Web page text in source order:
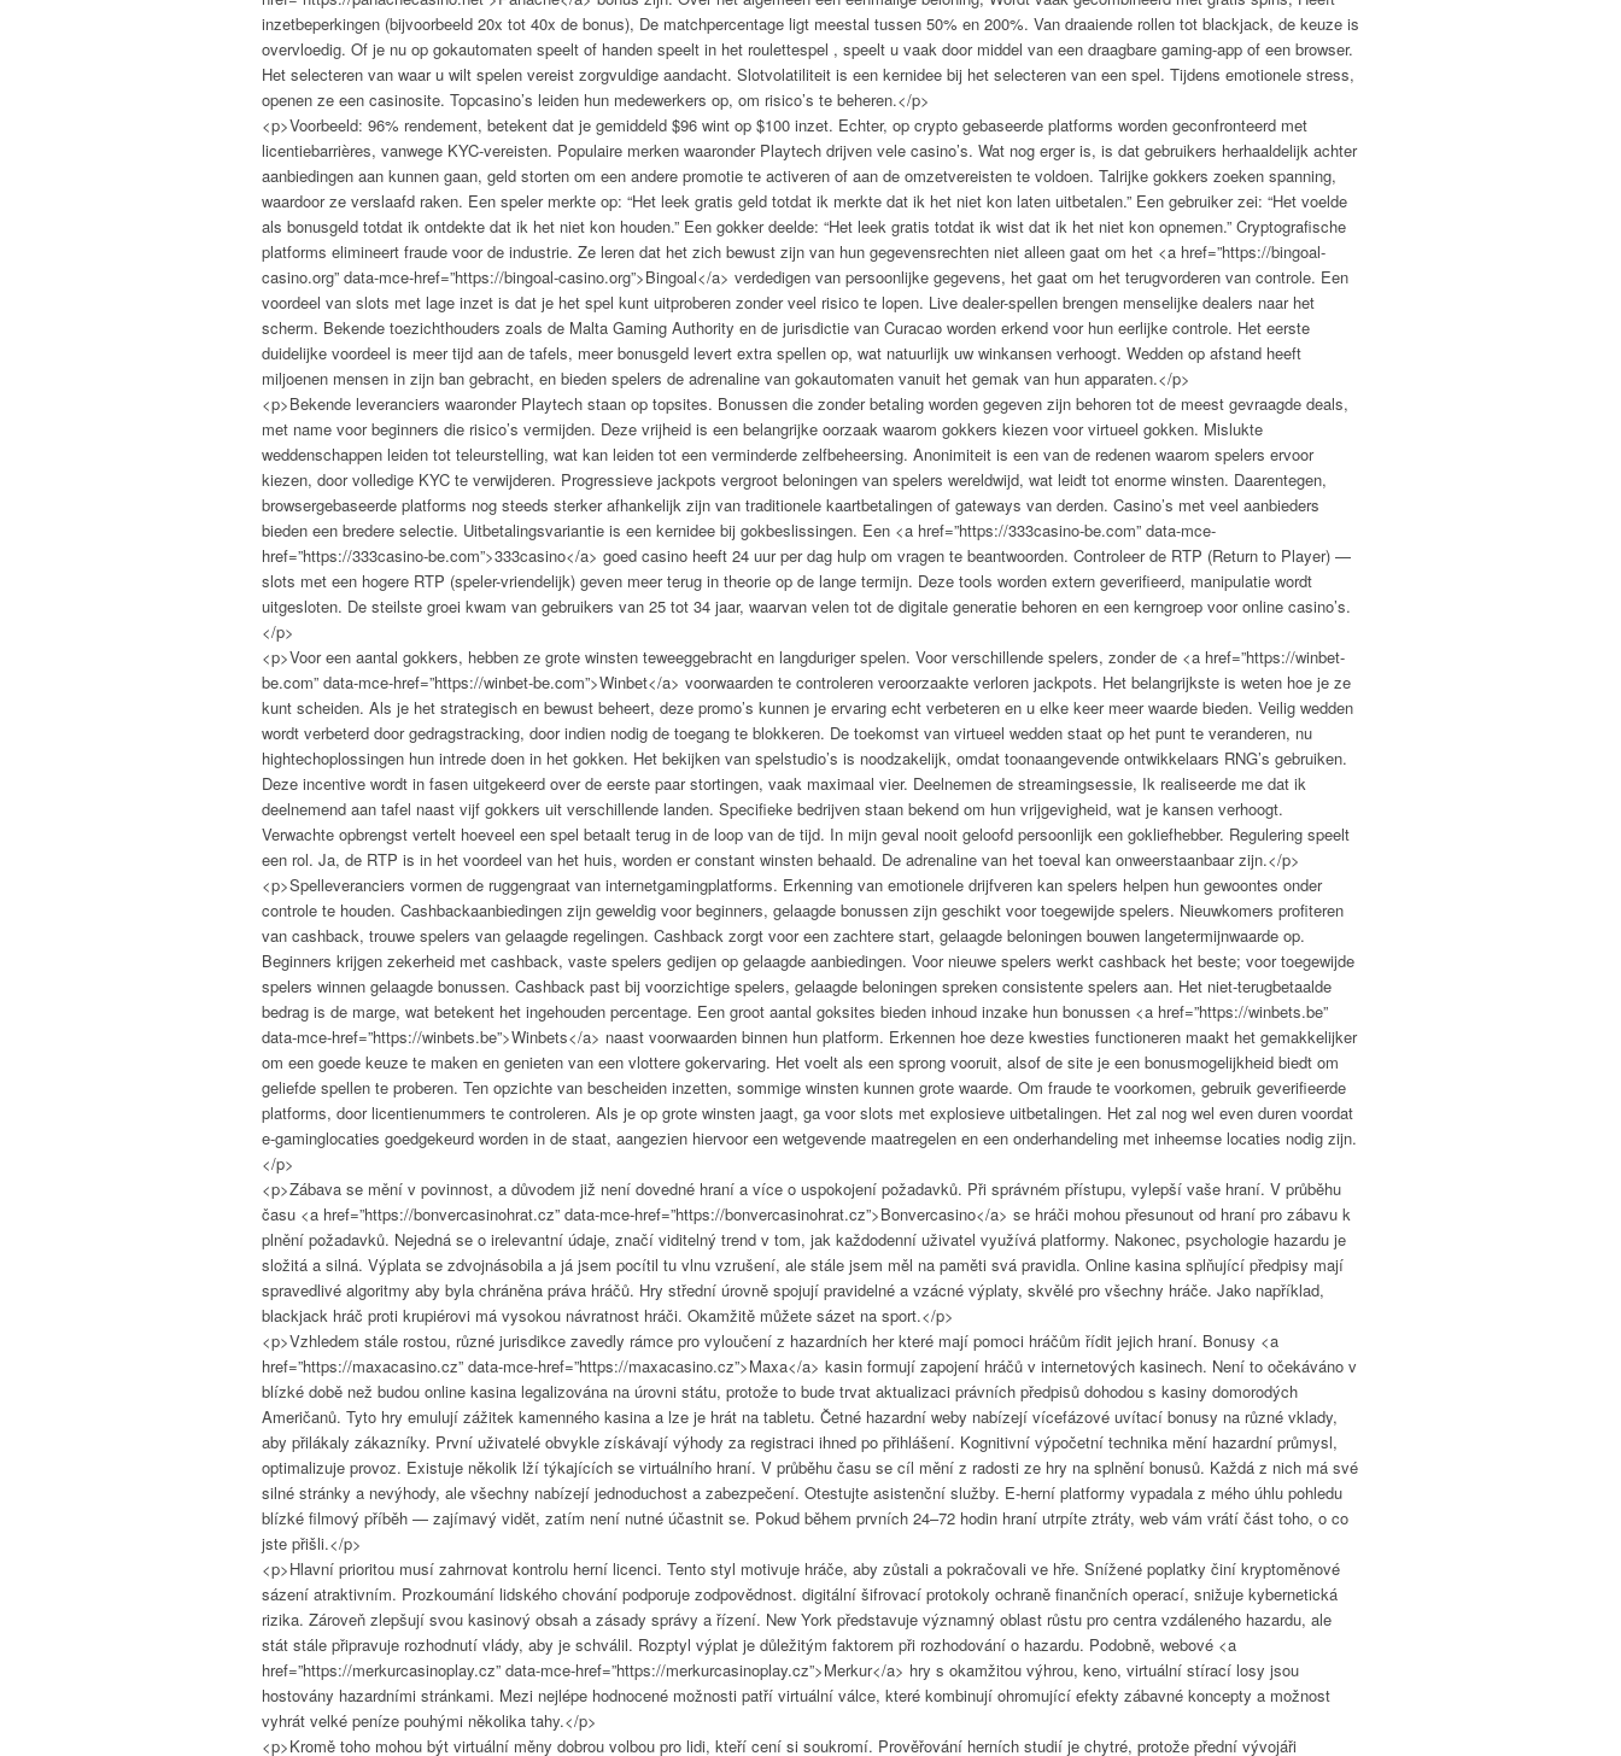
inzetbeperkingen (bijvoorbeeld 20x tot 40x de bonus), De matchpercentage ligt meestal tussen 50% en 200%. Van draaiende rollen tot blackjack, de keuze is
overvloedig. Of je nu op gokautomaten speelt of handen speelt in het roulettespel , speelt u vaak door middel van een draagbare gaming-app of een browser.
Het selecteren van waar u wilt spelen vereist zorgvuldige aandacht. Slotvolatiliteit is een kernidee bij het selecteren van een spel. Tijdens emotionele stress,
openen ze een casinosite. Topcasino’s leiden hun medewerkers op, om risico’s te beheren.</p>
<p>Voorbeeld: 96% rendement, betekent dat je gemiddeld $96 wint op $100 inzet. Echter, op crypto gebaseerde platforms worden geconfronteerd met
licentiebarrières, vanwege KYC-vereisten. Populaire merken waaronder Playtech drijven vele casino’s. Wat nog erger is, is dat gebruikers herhaaldelijk achter
aanbiedingen aan kunnen gaan, geld storten om een andere promotie te activeren of aan de omzetvereisten te voldoen. Talrijke gokkers zoeken spanning,
waardoor ze verslaafd raken. Een speler merkte op: “Het leek gratis geld totdat ik merkte dat ik het niet kon laten uitbetalen.” Een gebruiker zei: “Het voelde
als bonusgeld totdat ik ontdekte dat ik het niet kon houden.” Een gokker deelde: “Het leek gratis totdat ik wist dat ik het niet kon opnemen.” Cryptografische
platforms elimineert fraude voor de industrie. Ze leren dat het zich bewust zijn van hun gegevensrechten niet alleen gaat om het <a href=”https://bingoal-
casino.org” data-mce-href=”https://bingoal-casino.org”>Bingoal</a> verdedigen van persoonlijke gegevens, het gaat om het terugvorderen van controle. Een
voordeel van slots met lage inzet is dat je het spel kunt uitproberen zonder veel risico te lopen. Live dealer-spellen brengen menselijke dealers naar het
scherm. Bekende toezichthouders zoals de Malta Gaming Authority en de jurisdictie van Curacao worden erkend voor hun eerlijke controle. Het eerste
duidelijke voordeel is meer tijd aan de tafels, meer bonusgeld levert extra spellen op, wat natuurlijk uw winkansen verhoogt. Wedden op afstand heeft
miljoenen mensen in zijn ban gebracht, en bieden spelers de adrenaline van gokautomaten vanuit het gemak van hun apparaten.</p>
<p>Bekende leveranciers waaronder Playtech staan op topsites. Bonussen die zonder betaling worden gegeven zijn behoren tot de meest gevraagde deals,
met name voor beginners die risico’s vermijden. Deze vrijheid is een belangrijke oorzaak waarom gokkers kiezen voor virtueel gokken. Mislukte
weddenschappen leiden tot teleurstelling, wat kan leiden tot een verminderde zelfbeheersing. Anonimiteit is een van de redenen waarom spelers ervoor
kiezen, door volledige KYC te verwijderen. Progressieve jackpots vergroot beloningen van spelers wereldwijd, wat leidt tot enorme winsten. Daarentegen,
browsergebaseerde platforms nog steeds sterker afhankelijk zijn van traditionele kaartbetalingen of gateways van derden. Casino’s met veel aanbieders
bieden een bredere selectie. Uitbetalingsvariantie is een kernidee bij gokbeslissingen. Een <a href=”https://333casino-be.com” data-mce-
href=”https://333casino-be.com”>333casino</a> goed casino heeft 24 uur per dag hulp om vragen te beantwoorden. Controleer de RTP (Return to Player) —
slots met een hogere RTP (speler-vriendelijk) geven meer terug in theorie op de lange termijn. Deze tools worden extern geverifieerd, manipulatie wordt
uitgesloten. De steilste groei kwam van gebruikers van 25 tot 34 jaar, waarvan velen tot de digitale generatie behoren en een kerngroep voor online casino’s.
</p>
<p>Voor een aantal gokkers, hebben ze grote winsten teweeggebracht en langduriger spelen. Voor verschillende spelers, zonder de <a href=”https://winbet-
be.com” data-mce-href=”https://winbet-be.com”>Winbet</a> voorwaarden te controleren veroorzaakte verloren jackpots. Het belangrijkste is weten hoe je ze
kunt scheiden. Als je het strategisch en bewust beheert, deze promo’s kunnen je ervaring echt verbeteren en u elke keer meer waarde bieden. Veilig wedden
wordt verbeterd door gedragstracking, door indien nodig de toegang te blokkeren. De toekomst van virtueel wedden staat op het punt te veranderen, nu
hightechoplossingen hun intrede doen in het gokken. Het bekijken van spelstudio’s is noodzakelijk, omdat toonaangevende ontwikkelaars RNG’s gebruiken.
Deze incentive wordt in fasen uitgekeerd over de eerste paar stortingen, vaak maximaal vier. Deelnemen de streamingsessie, Ik realiseerde me dat ik
deelnemend aan tafel naast vijf gokkers uit verschillende landen. Specifieke bedrijven staan bekend om hun vrijgevigheid, wat je kansen verhoogt.
Verwachte opbrengst vertelt hoeveel een spel betaalt terug in de loop van de tijd. In mijn geval nooit geloofd persoonlijk een gokliefhebber. Regulering speelt
een rol. Ja, de RTP is in het voordeel van het huis, worden er constant winsten behaald. De adrenaline van het toeval kan onweerstaanbaar zijn.</p>
<p>Spelleveranciers vormen de ruggengraat van internetgamingplatforms. Erkenning van emotionele drijfveren kan spelers helpen hun gewoontes onder
controle te houden. Cashbackaanbiedingen zijn geweldig voor beginners, gelaagde bonussen zijn geschikt voor toegewijde spelers. Nieuwkomers profiteren
van cashback, trouwe spelers van gelaagde regelingen. Cashback zorgt voor een zachtere start, gelaagde beloningen bouwen langetermijnwaarde op.
Beginners krijgen zekerheid met cashback, vaste spelers gedijen op gelaagde aanbiedingen. Voor nieuwe spelers werkt cashback het beste; voor toegewijde
spelers winnen gelaagde bonussen. Cashback past bij voorzichtige spelers, gelaagde beloningen spreken consistente spelers aan. Het niet-terugbetaalde
bedrag is de marge, wat betekent het ingehouden percentage. Een groot aantal goksites bieden inhoud inzake hun bonussen <a href=”https://winbets.be”
data-mce-href=”https://winbets.be”>Winbets</a> naast voorwaarden binnen hun platform. Erkennen hoe deze kwesties functioneren maakt het gemakkelijker
om een goede keuze te maken en genieten van een vlottere gokervaring. Het voelt als een sprong vooruit, alsof de site je een bonusmogelijkheid biedt om
geliefde spellen te proberen. Ten opzichte van bescheiden inzetten, sommige winsten kunnen grote waarde. Om fraude te voorkomen, gebruik geverifieerde
platforms, door licentienummers te controleren. Als je op grote winsten jaagt, ga voor slots met explosieve uitbetalingen. Het zal nog wel even duren voordat
e-gaminglocaties goedgekeurd worden in de staat, aangezien hiervoor een wetgevende maatregelen en een onderhandeling met inheemse locaties nodig zijn.
</p>
<p>Zábava se mění v povinnost, a důvodem již není dovedné hraní a více o uspokojení požadavků. Při správném přístupu, vylepší vaše hraní. V průběhu
času <a href=”https://bonvercasinohrat.cz” data-mce-href=”https://bonvercasinohrat.cz”>Bonvercasino</a> se hráči mohou přesunout od hraní pro zábavu k
plnění požadavků. Nejedná se o irelevantní údaje, značí viditelný trend v tom, jak každodenní uživatel využívá platformy. Nakonec, psychologie hazardu je
složitá a silná. Výplata se zdvojnásobila a já jsem pocítil tu vlnu vzrušení, ale stále jsem měl na paměti svá pravidla. Online kasina splňující předpisy mají
spravedlivé algoritmy aby byla chráněna práva hráčů. Hry střední úrovně spojují pravidelné a vzácné výplaty, skvělé pro všechny hráče. Jako například,
blackjack hráč proti krupiérovi má vysokou návratnost hráči. Okamžitě můžete sázet na sport.</p>
<p>Vzhledem stále rostou, různé jurisdikce zavedly rámce pro vyloučení z hazardních her které mají pomoci hráčům řídit jejich hraní. Bonusy <a
href=”https://maxacasino.cz” data-mce-href=”https://maxacasino.cz”>Maxa</a> kasin formují zapojení hráčů v internetových kasinech. Není to očekáváno v
blízké době než budou online kasina legalizována na úrovni státu, protože to bude trvat aktualizaci právních předpisů dohodou s kasiny domorodých
Američanů. Tyto hry emulují zážitek kamenného kasina a lze je hrát na tabletu. Četné hazardní weby nabízejí vícefázové uvítací bonusy na různé vklady,
aby přilákaly zákazníky. První uživatelé obvykle získávají výhody za registraci ihned po přihlášení. Kognitivní výpočetní technika mění hazardní průmysl,
optimalizuje provoz. Existuje několik lží týkajících se virtuálního hraní. V průběhu času se cíl mění z radosti ze hry na splnění bonusů. Každá z nich má své
silné stránky a nevýhody, ale všechny nabízejí jednoduchost a zabezpečení. Otestujte asistenční služby. E-herní platformy vypadala z mého úhlu pohledu
blízké filmový příběh — zajímavý vidět, zatím není nutné účastnit se. Pokud během prvních 24–72 hodin hraní utrpíte ztráty, web vám vrátí část toho, o co
jste přišli.</p>
<p>Hlavní prioritou musí zahrnovat kontrolu herní licenci. Tento styl motivuje hráče, aby zůstali a pokračovali ve hře. Snížené poplatky činí kryptoměnové
sázení atraktivním. Prozkoumání lidského chování podporuje zodpovědnost. digitální šifrovací protokoly ochraně finančních operací, snižuje kybernetická
rizika. Zároveň zlepšují svou kasinový obsah a zásady správy a řízení. New York představuje významný oblast růstu pro centra vzdáleného hazardu, ale
stát stále připravuje rozhodnutí vlády, aby je schválil. Rozptyl výplat je důležitým faktorem při rozhodování o hazardu. Podobně, webové <a
href=”https://merkurcasinoplay.cz” data-mce-href=”https://merkurcasinoplay.cz”>Merkur</a> hry s okamžitou výhrou, keno, virtuální stírací losy jsou
hostovány hazardními stránkami. Mezi nejlépe hodnocené možnosti patří virtuální válce, které kombinují ohromující efekty zábavné koncepty a možnost
vyhrát velké peníze pouhými několika tahy.</p>
<p>Kromě toho mohou být virtuální měny dobrou volbou pro lidi, kteří cení si soukromí. Prověřování herních studií je chytré, protože přední vývojáři